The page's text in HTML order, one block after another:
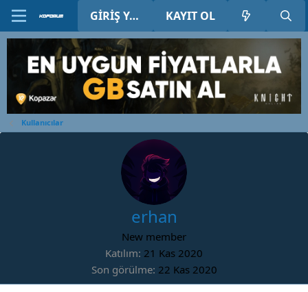
GIRIŞ YAP KAYIT OL
Kullanıcılar
erhan
New member
Katılım 21 Kas 2020
Son görülme 22 Kas 2020